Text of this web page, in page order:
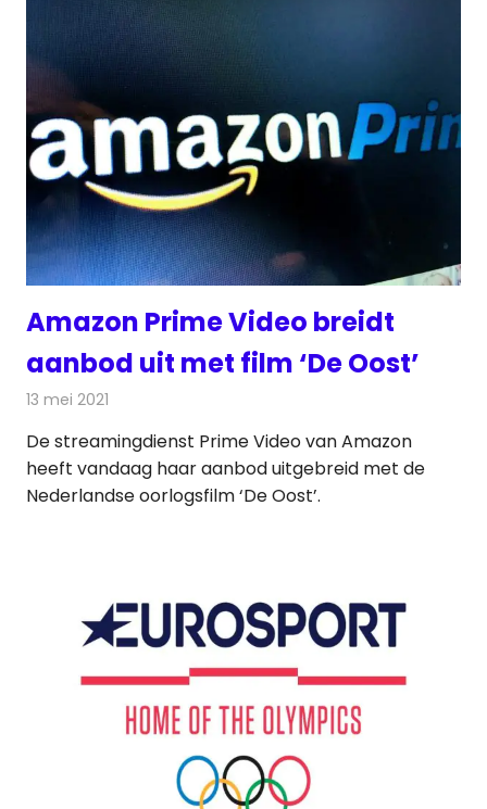
Amazon Prime Video breidt
aanbod uit met film ‘De Oost’
13 mei 2021
De streamingdienst Prime Video van Amazon
heeft vandaag haar aanbod uitgebreid met de
Nederlandse oorlogsfilm ‘De Oost’.